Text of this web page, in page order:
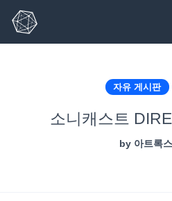
Mail sent toAlex Michael
자유 게시판
소니캐스트
by 아트록